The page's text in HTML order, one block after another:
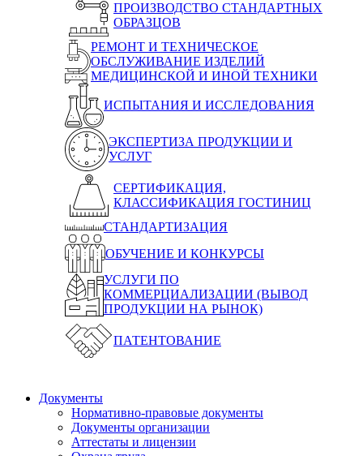
ПРОИЗВОДСТВО СТАНДАРТНЫХ
ОБРАЗЦОВ
РЕМОНТ И ТЕХНИЧЕСКОЕ
ОБСЛУЖИВАНИЕ ИЗДЕЛИЙ
МЕДИЦИНСКОЙ И ИНОЙ ТЕХНИКИ
ИСПЫТАНИЯ И ИССЛЕДОВАНИЯ
ЭКСПЕРТИЗА ПРОДУКЦИИ И
УСЛУГ
СЕРТИФИКАЦИЯ,
КЛАССИФИКАЦИЯ ГОСТИНИЦ
СТАНДАРТИЗАЦИЯ
ОБУЧЕНИЕ И КОНКУРСЫ
УСЛУГИ ПО
КОММЕРЦИАЛИЗАЦИИ (ВЫВОД
ПРОДУКЦИИ НА РЫНОК)
ПАТЕНТОВАНИЕ
Документы
Нормативно-правовые документы
Документы организации
Аттестаты и лицензии